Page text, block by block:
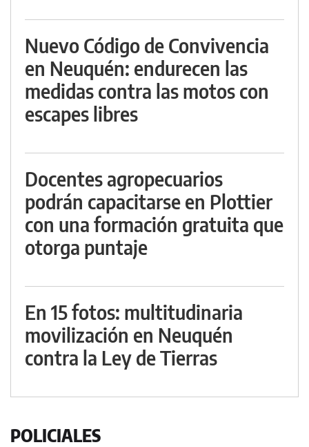
Nuevo Código de Convivencia
en Neuquén: endurecen las
medidas contra las motos con
escapes libres
Docentes agropecuarios
podrán capacitarse en Plottier
con una formación gratuita que
otorga puntaje
En 15 fotos: multitudinaria
movilización en Neuquén
contra la Ley de Tierras
POLICIALES